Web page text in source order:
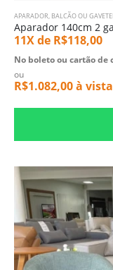
APARADOR, BALCÃO OU
Aparador 140cm 2
11X de R$118,00
No boleto ou cartão de
ou
R$1.082,00à vista